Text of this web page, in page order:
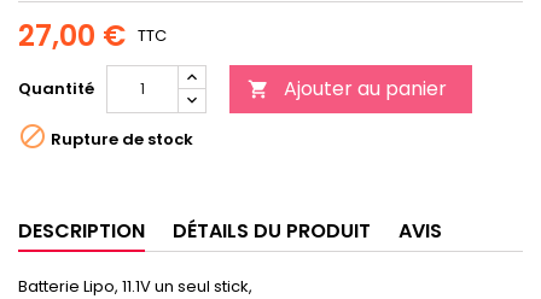
27,00 € TTC
Quantité  Ajouter au panier
 Rupture de stock
DESCRIPTION DÉTAILS DU PRODUIT AVIS
Batterie Lipo, 11.1V un seul stick,